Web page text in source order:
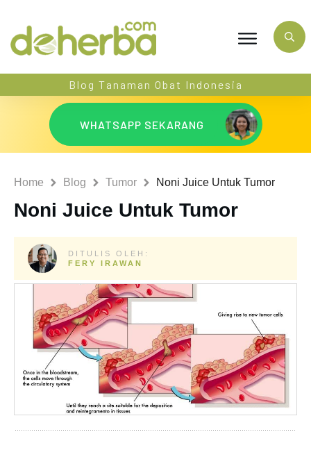
Blog Tanaman Obat Indonesia
WHATSAPP SEKARANG
Home Blog Tumor Noni Juice Untuk Tumor
Noni Juice Untuk Tumor
DITULIS OLEH:
FERY IRAWAN